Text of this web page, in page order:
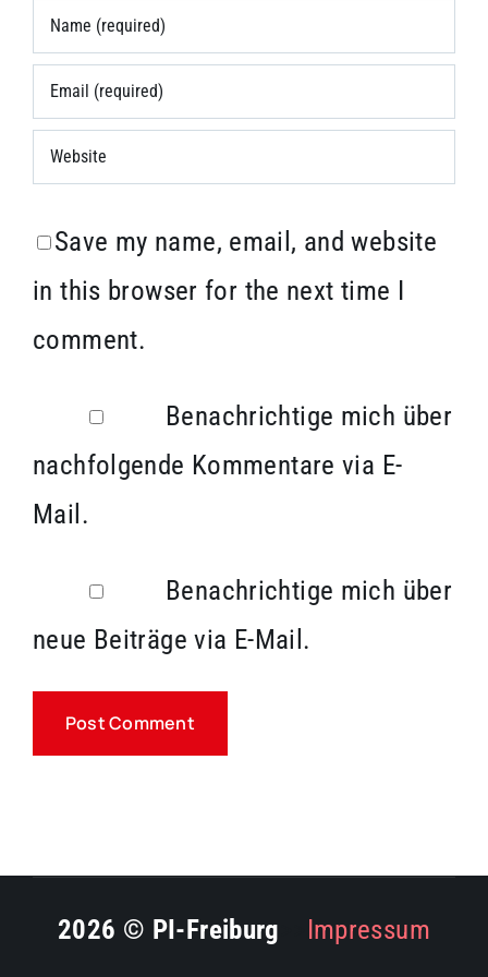
Save my name, email, and website
in this browser for the next time I
comment.
Benachrichtige mich über
nachfolgende Kommentare via E-
Mail.
Benachrichtige mich über
neue Beiträge via E-Mail.
2026 © PI-Freiburg Impressum